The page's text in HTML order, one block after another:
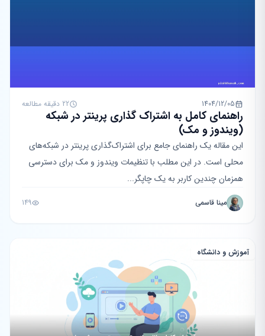
1404/12/05 22 دقیقه مطالعه
راهنمای کامل به اشتراک گذاری پرینتر در شبکه
(ویندوز و مک)
این مقاله یک راهنمای جامع برای اشتراک‌گذاری پرینتر در شبکه‌های
محلی است. در این مطلب با تنظیمات ویندوز و مک برای دسترسی
همزمان چندین کاربر به یک چاپگر...
مینا قاسمی 149
آموزش و دانشگاه